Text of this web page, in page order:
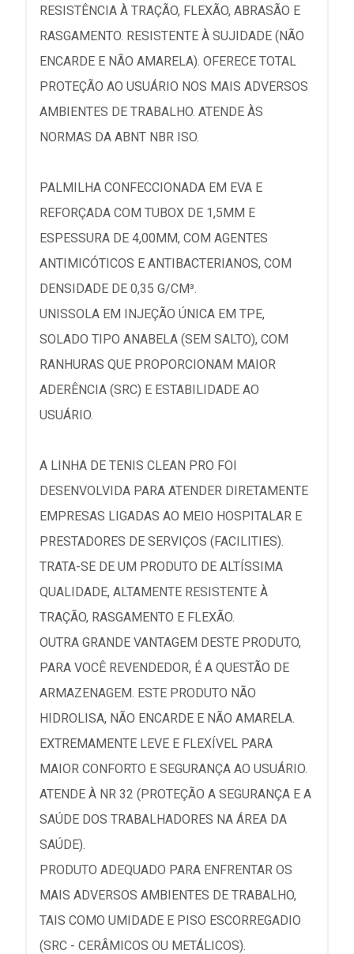
RESISTÊNCIA À TRAÇÃO, FLEXÃO, ABRASÃO E
RASGAMENTO. RESISTENTE À SUJIDADE (NÃO
ENCARDE E NÃO AMARELA). OFERECE TOTAL
PROTEÇÃO AO USUÁRIO NOS MAIS ADVERSOS
AMBIENTES DE TRABALHO. ATENDE ÀS
NORMAS DA ABNT NBR ISO.
PALMILHA CONFECCIONADA EM EVA E
REFORÇADA COM TUBOX DE 1,5MM E
ESPESSURA DE 4,00MM, COM AGENTES
ANTIMICÓTICOS E ANTIBACTERIANOS, COM
DENSIDADE DE 0,35 G/CM³.
UNISSOLA EM INJEÇÃO ÚNICA EM TPE,
SOLADO TIPO ANABELA (SEM SALTO), COM
RANHURAS QUE PROPORCIONAM MAIOR
ADERÊNCIA (SRC) E ESTABILIDADE AO
USUÁRIO.
A LINHA DE TENIS CLEAN PRO FOI
DESENVOLVIDA PARA ATENDER DIRETAMENTE
EMPRESAS LIGADAS AO MEIO HOSPITALAR E
PRESTADORES DE SERVIÇOS (FACILITIES).
TRATA-SE DE UM PRODUTO DE ALTÍSSIMA
QUALIDADE, ALTAMENTE RESISTENTE À
TRAÇÃO, RASGAMENTO E FLEXÃO.
OUTRA GRANDE VANTAGEM DESTE PRODUTO,
PARA VOCÊ REVENDEDOR, É A QUESTÃO DE
ARMAZENAGEM. ESTE PRODUTO NÃO
HIDROLISA, NÃO ENCARDE E NÃO AMARELA.
EXTREMAMENTE LEVE E FLEXÍVEL PARA
MAIOR CONFORTO E SEGURANÇA AO USUÁRIO.
ATENDE À NR 32 (PROTEÇÃO A SEGURANÇA E A
SAÚDE DOS TRABALHADORES NA ÁREA DA
SAÚDE).
PRODUTO ADEQUADO PARA ENFRENTAR OS
MAIS ADVERSOS AMBIENTES DE TRABALHO,
TAIS COMO UMIDADE E PISO ESCORREGADIO
(SRC - CERÂMICOS OU METÁLICOS).